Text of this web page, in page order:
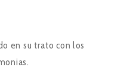
en su trato con los